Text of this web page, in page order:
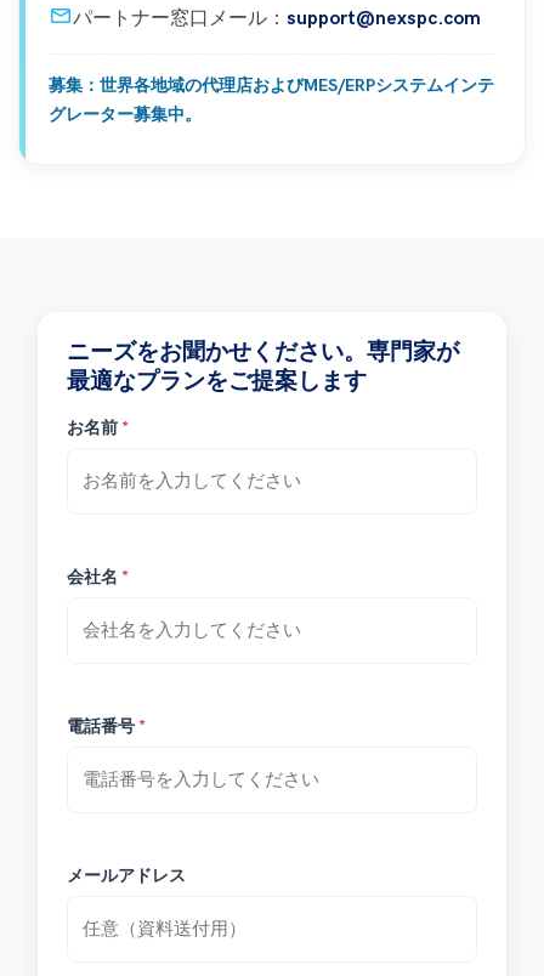
mailパートナー窓口メール： support@nexspc.com
募集：世界各地域の代理店およびMES/ERPシステムインテ
グレーター募集中。
ニーズをお聞かせください。専門家が
最適なプランをご提案します
お名前 *
会社名 *
電話番号 *
メールアドレス